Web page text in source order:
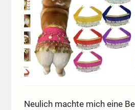
Neulich machte mich eine